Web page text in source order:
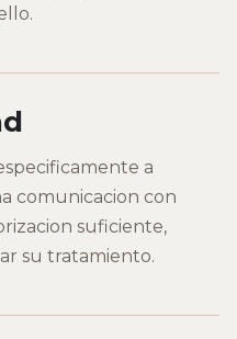
a
comunicacion con
suficiente,
su tratamiento.